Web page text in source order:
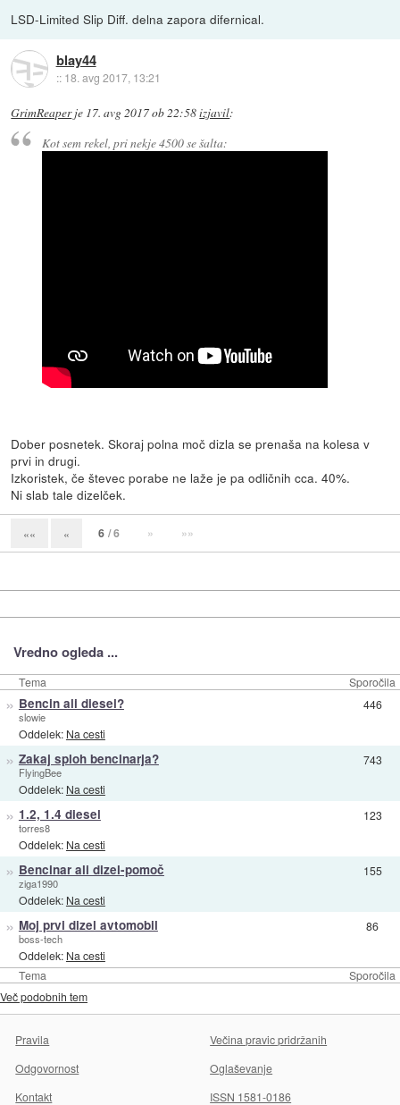
LSD-Limited Slip Diff. delna zapora difernical.
blay44
:: 18. avg 2017, 13:21
GrimReaperje 17. avg 2017 ob 22:58izjavil:
Kot sem rekel, pri nekje 4500 se šalta:
Dober posnetek. Skoraj polna moč dizla se prenaša na kolesa v
prvi in drugi.
Izkoristek, če števec porabe ne laže je pa odličnih cca. 40%.
Ni slab tale dizelček.
«« « 6 / 6 » »»
Vredno ogleda ...
Tema Sporočila
Tema Sporočila
» Bencin ali diesel?
slowie
Oddelek: Na cesti
446
» Zakaj sploh bencinarja?
FlyingBee
Oddelek: Na cesti
743
» 1.2, 1.4 diesel
torres8
Oddelek: Na cesti
123
» Bencinar ali dizel-pomoč
ziga1990
Oddelek: Na cesti
155
» Moj prvi dizel avtomobil
boss-tech
Oddelek: Na cesti
86
Več podobnih tem
Pravila
Večina pravic pridržanih
Odgovornost
Oglaševanje
Kontakt
ISSN 1581-0186